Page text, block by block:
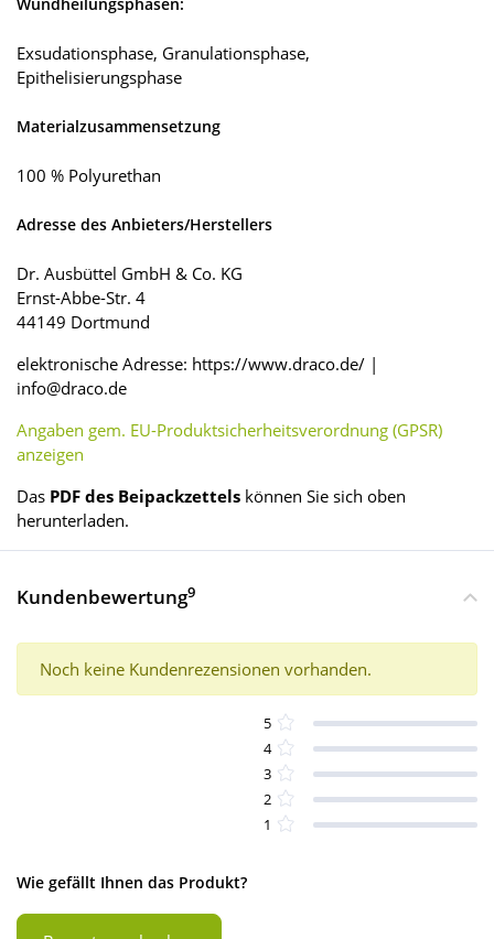
Exsudationsphase, Granulationsphase,
Epithelisierungsphase
Materialzusammensetzung
100 % Polyurethan
Adresse des Anbieters/Herstellers
Dr. Ausbüttel GmbH & Co. KG
Ernst-Abbe-Str. 4
44149 Dortmund
elektronische Adresse: https://www.draco.de/ |
info@draco.de
Angaben gem. EU-Produktsicherheitsverordnung (GPSR)
anzeigen
Das PDF des Beipackzettels können Sie sich oben
herunterladen.
Kundenbewertung9
Noch keine Kundenrezensionen vorhanden.
5
4
3
2
1
Wie gefällt Ihnen das Produkt?